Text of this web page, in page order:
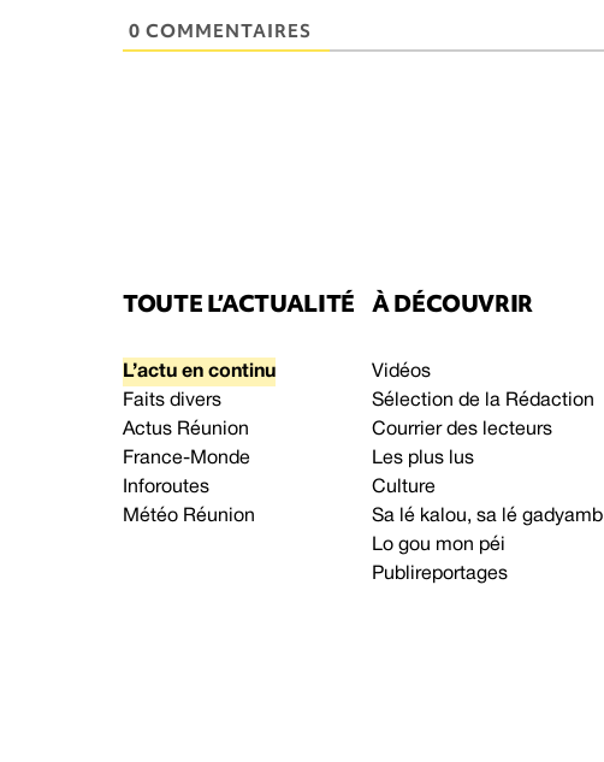
0 COMMENTAIRES
TOUTE L’ACTUALITÉ
L’actu en continu
Faits divers
Actus Réunion
France-Monde
Inforoutes
Météo Réunion
À DÉCOUVRIR
Vidéos
Sélection de la Rédaction
Courrier des lecteurs
Les plus lus
Culture
Sa lé kalou, sa lé gadyamb
Lo gou mon péi
Publireportages